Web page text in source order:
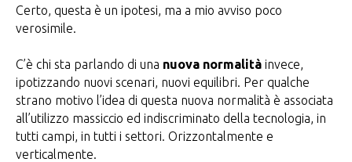
Certo, questa è un ipotesi, ma a mio avviso poco
verosimile.
C’è chi sta parlando di una nuova normalità invece,
ipotizzando nuovi scenari, nuovi equilibri. Per qualche
strano motivo l’idea di questa nuova normalità è associata
all’utilizzo massiccio ed indiscriminato della tecnologia, in
tutti campi, in tutti i settori. Orizzontalmente e
verticalmente.